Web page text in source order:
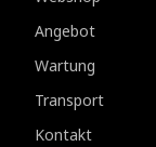
Angebot
Wartung
Transport
Kontakt